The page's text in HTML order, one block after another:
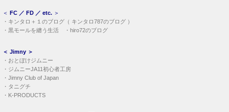
＜ FC ／ FD ／ etc. ＞
・ キンタロ＋１のブログ （ キンタロ787のブログ ）
・ 黒モールを纏う生活 ・ hiro72のブログ
＜ Jimny ＞
・ おとぼけジムニー
・ ジムニーJA11初心者工房
・ Jimny Club of Japan
・ タニグチ
・ K-PRODUCTS